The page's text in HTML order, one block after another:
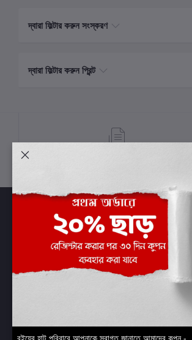
দ্বারা ফিল্টার করুন সংস্করণ
দ্বারা ফিল্টার করুন প্রিন্ট
সাবস্ক্রাইব